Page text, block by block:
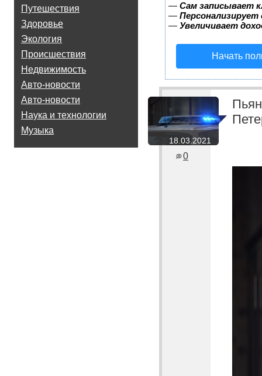
Путешествия
Здоровье
Экология
Происшествия
Недвижимость
Авто-новости
Авто-новости
Наука и технологии
Музыка
— Сам записывает
—
— Увеличивает
Начать
18.03.2021
0